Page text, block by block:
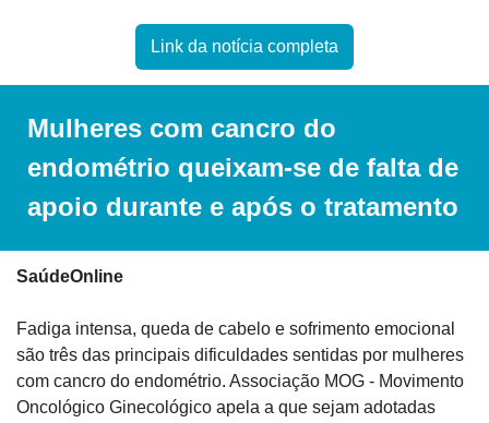
Link da notícia completa
Mulheres com cancro do
endométrio queixam-se de falta de
apoio durante e após o tratamento
SaúdeOnline
Fadiga intensa, queda de cabelo e sofrimento emocional
são três das principais dificuldades sentidas por mulheres
com cancro do endométrio. Associação MOG - Movimento
Oncológico Ginecológico apela a que sejam adotadas